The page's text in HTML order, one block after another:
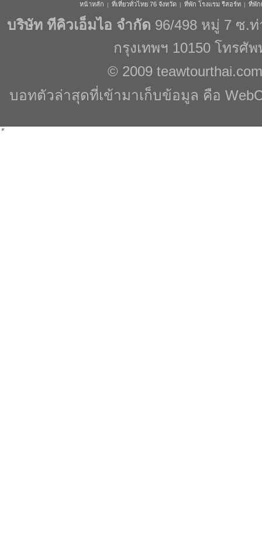
หน้าหลัก | ที่เที่ยวทั่วไทย 76 จังหวัด | ที่พัก โรงแรม รีสอร์ท | ที่พัก
บริษัท ทีคิวเอ็มไอ จำกัด 96/498 หมู่ 7 ซ.
กรุงเทพฯ 10150 โทรศั
© 2009 teawtourthai.com
บอทตัวล่าสุดที่เข้ามาเก็บข้อมูล คือ